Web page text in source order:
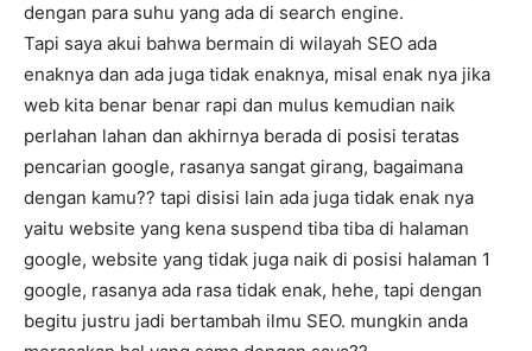
dengan para suhu yang ada di search engine.
Tapi saya akui bahwa bermain di wilayah SEO ada
enaknya dan ada juga tidak enaknya, misal enak nya jika
web kita benar benar rapi dan mulus kemudian naik
perlahan lahan dan akhirnya berada di posisi teratas
pencarian google, rasanya sangat girang, bagaimana
dengan kamu?? tapi disisi lain ada juga tidak enak nya
yaitu website yang kena suspend tiba tiba di halaman
google, website yang tidak juga naik di posisi halaman 1
google, rasanya ada rasa tidak enak, hehe, tapi dengan
begitu justru jadi bertambah ilmu SEO. mungkin anda